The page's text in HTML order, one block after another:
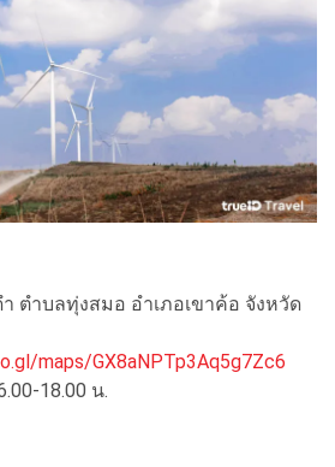
ตำบลทุ่งสมอ อำเภอเขาค้อ จังหวัด
maps/GX8aNPTp3Aq5g7Zc6
18.00 น.